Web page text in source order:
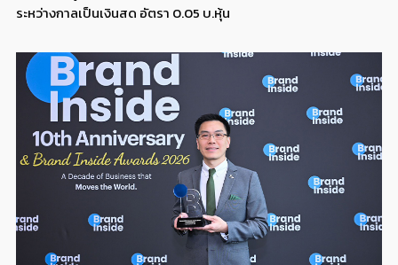
ระหว่างกาลเป็นเงินสด อัตรา 0.05 บ.หุ้น